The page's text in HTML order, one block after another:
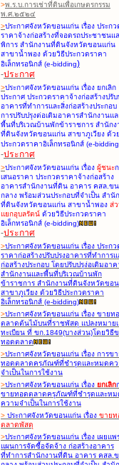
>พ.ร.บ.การเช่าที่ดินเพื่อเกษตรกรรม
พ.ศ.๒๕๒๔
>ประกาศจังหวัดขอนแก่น เรื่อง ประกว
ราคาจ้างก่อสร้างที่จอดรถประชาชนแ
พิการ สำนักงานที่ดินจังหวัดขอนแก่น
สาขาน้ำพอง ด้วยวิธีประกวดราคา
อิเล็กทรอนิกส์ (e-bidding)
-ประกาศ
>ประกาศจังหวัดขอนแก่น เรื่อง ยกเลิก
ประกาศ ประกวดราคาจ้างก่อสร้างปรับ
อาคารที่ทำการและสิ่งก่อสร้างประกอบ
การปรับปรุงต่อเติมอาคารสำนักงานแล
พื้นที่บริเวณบ้านพักข้าราชการ สำนักง
ที่ดินจังหวัดขอนแก่น สาขาภูเวียง ด้ว
ประกวดราคาอิเล็กทรอนิกส์ (e-bidding
-ประกาศ
>ประกาศจังหวัดขอนแก่น เรื่อง ผู้ชนะ
เสนอราคา ประกวดราคาจ้างก่อสร้าง
อาคารสำนักงานที่ดิน อาคาร คสล.ข
กลาง พร้อมส่วนประกอบที่จำเป็น สำนั
ที่ดินจังหวัดขอนแก่น สาขาน้ำพอง ส่
แยกอุบลรัตน์ ด้วยวิธีประกวดราคา
อิเล็กทรอนิกส์ (e-bidding)
-ประกาศ
>ประกาศจังหวัดขอนแก่น เรื่อง ประกว
ราคาก่อสร้างปรับปรุงอาคารที่ทำการแ
ก่อสร้างประกอบ โดยปรับปรุง่อเติมอาค
สำนักงานและพื้นที่บริเวณบ้านพัก
ข้าราชการ สำนักงานที่ดินจังหวัดขอ
สาขาภูเวียง ด้วยวิธีประกวดราคา
อิเล็กทรอนิกส์ (e-bidding)
>ประกาศจังหวัดขอนแก่น เรื่อง ขายท
ตลาดต้นไม้บนที่ราชพัสดุ แปลงหมาย
ทะเบียน ที่ ขก.1849(บางส่วน)โดยวิธี
ทอดตลาด
>ประกาศจังหวัดขอนแก่น เรื่อง การขา
ทอดตลาดครุภัณฑ์ที่ชำรุดและหมดคว
จำเป็นในการใช้งาน
>ประกาศจังหวัดขอนแก่น เรื่อง ยกเลิก
ขายทอดตลาดครุภัณฑ์ที่ชำรุดและหม
ความจำเป็นในการใช้งาน
> ประกาศจังหวัดขอนแก่น เรื่อง ขายท
ตลาดพัสดุ
>ประกาศจังหวัดขอนแก่น เรื่อง เผยแพ
แผนการจัดซื้อจัดจ้าง ก่อสร้างอาคาร
ที่ทำการสำนักงานที่ดิน อาคาร คสล.